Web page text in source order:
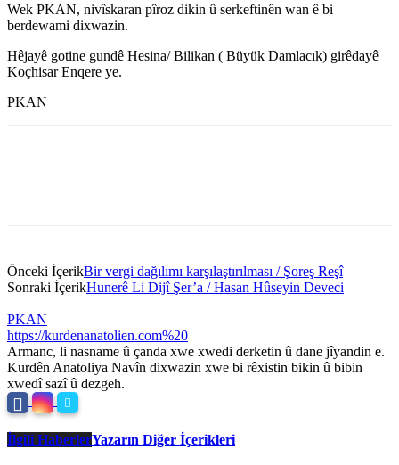
Wek PKAN, nivîskaran pîroz dikin û serkeftinên wan ê bi
berdewami dixwazin.
Hêjayê gotine gundê Hesina/ Bilikan ( Büyük Damlacık) girêdayê
Koçhisar Enqere ye.
PKAN
Önceki İçerikBir vergi dağılımı karşılaştırılması / Şoreş Reşî
Sonraki İçerikHunerê Li Dijî Şer’a / Hasan Hûseyin Deveci
PKAN
https://kurdenanatolien.com%20
Armanc, li nasname û çanda xwe xwedi derketin û dane jîyandin e.
Kurdên Anatoliya Navîn dixwazin xwe bi rêxistin bikin û bibin
xwedî sazî û dezgeh.
İlgili HaberlerYazarın Diğer İçerikleri